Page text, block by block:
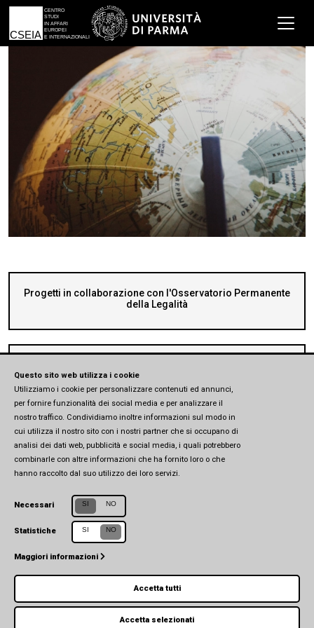
Progetti in collaborazione con l'Osservatorio Permanente
della Legalità
Relazioni Internazionali
Centro Studi in Affari Europei e Internazionali (CSEIA)
Università di Parma
Via Università, 7 (1° piano) - 43121 Parma
Questo sito web utilizza i cookie
Utilizziamo i cookie per personalizzare contenuti ed annunci,
per fornire funzionalità dei social media e per analizzare il
nostro traffico. Condividiamo inoltre informazioni sul modo in
cui utilizza il nostro sito con i nostri partner che si occupano di
analisi dei dati web, pubblicità e social media, i quali potrebbero
combinarle con altre informazioni che ha fornito loro o che
hanno raccolto dal suo utilizzo dei loro servizi.
Necessari SI NO
Statistiche SI NO
Maggiori informazioni
Accetta tutti
Accetta selezionati